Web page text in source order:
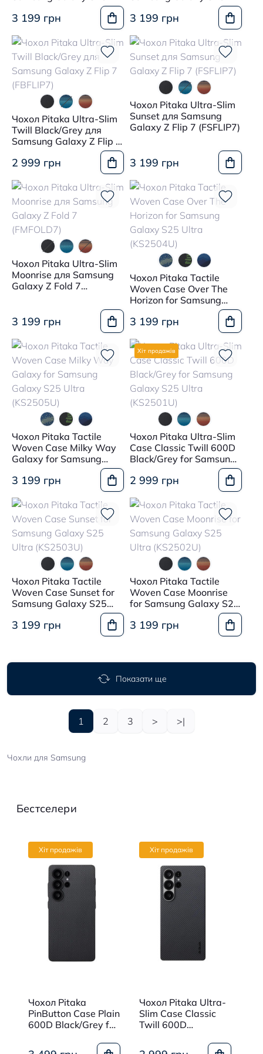
3 199 грн 3 199 грн
Чохол Pitaka Ultra-Slim
Twill Black/Grey для
Samsung Galaxy Z Flip 7
2 999 грн
Чохол Pitaka Ultra-Slim
Sunset для Samsung
Galaxy Z Flip 7 (FSFLIP7)
3 199 грн
Чохол Pitaka Ultra-Slim
Moonrise для Samsung
Galaxy Z Fold 7
3 199 грн
Чохол Pitaka Tactile
Woven Case Over The
Horizon for Samsung
(KS2504U)
3 199 грн
Чохол Pitaka Tactile
Woven Case Milky Way
Galaxy for Samsung
(KS2505U)
3 199 грн
Хіт продажів
Чохол Pitaka Ultra-Slim
Case Classic Twill 600D
Black/Grey for Samsung
(KS2501U)
2 999 грн
Чохол Pitaka Tactile
Woven Case Sunset for
Samsung Galaxy S25
3 199 грн
Чохол Pitaka Tactile
Woven Case Moonrise
for Samsung Galaxy S25
3 199 грн
Показати ще
1 2 3 > >|
Чохли для Samsung
Бестселери
Хіт продажів
Чохол Pitaka
PinButton Case Plain
600D Black/Grey for
Хіт продажів
Чохол Pitaka Ultra-
Slim Case Classic
Twill 600D
Samsung Galaxy